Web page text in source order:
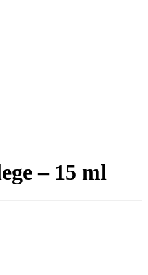
– 15 ml